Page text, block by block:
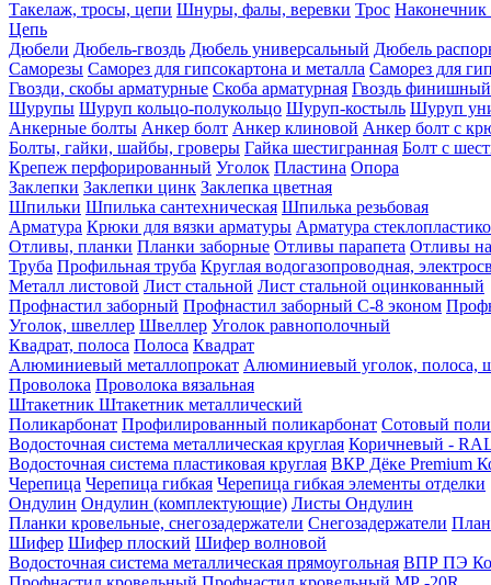
Такелаж, тросы, цепи Шнуры, фалы, веревки Трос Наконечник
Цепь
Дюбели Дюбель-гвоздь Дюбель универсальный Дюбель
Саморезы Саморез для гипсокартона и металла Саморез для
Гвозди, скобы арматурные Скоба арматурная Гвоздь финишный
Шурупы Шуруп кольцо-полукольцо Шуруп-костыль Шуруп
Анкерные болты Анкер болт Анкер клиновой Анкер болт с
Болты, гайки, шайбы, гроверы Гайка шестигранная Болт c
Крепеж перфорированный Уголок Пластина Опора
Заклепки Заклепки цинк Заклепка цветная
Шпильки Шпилька сантехническая Шпилька резьбовая
Арматура Крюки для вязки арматуры Арматура
Отливы, планки Планки заборные Отливы парапета Отливы
Труба Профильная труба Круглая водогазопроводная,
Металл листовой Лист стальной Лист стальной оцинкованный
Профнастил заборный Профнастил заборный С-8 эконом
Уголок, швеллер Швеллер Уголок равнополочный
Квадрат, полоса Полоса Квадрат
Алюминиевый металлопрокат Алюминиевый уголок, полоса,
Проволока Проволока вязальная
Штакетник Штакетник металлический
Поликарбонат Профилированный поликарбонат Сотовый
Водосточная система металлическая круглая Коричневый -
Водосточная система пластиковая круглая ВКР Дёке Premium
Черепица Черепица гибкая Черепица гибкая элементы отделки
Ондулин Ондулин (комплектующие) Листы Ондулин
Планки кровельные, снегозадержатели Снегозадержатели
Шифер Шифер плоский Шифер волновой
Водосточная система металлическая прямоугольная ВПР ПЭ